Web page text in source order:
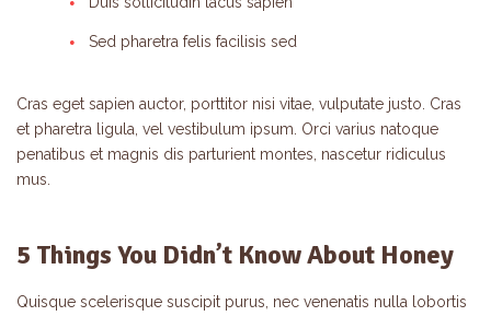
Sed pharetra felis facilisis sed
Cras eget sapien auctor, porttitor nisi vitae, vulputate justo. Cras
et pharetra ligula, vel vestibulum ipsum. Orci varius natoque
penatibus et magnis dis parturient montes, nascetur ridiculus
mus.
5 Things You Didn’t Know About Honey
Quisque scelerisque suscipit purus, nec venenatis nulla lobortis